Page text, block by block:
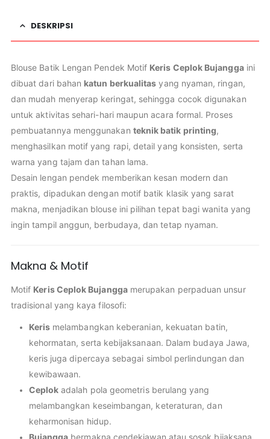
DESKRIPSI
Blouse Batik Lengan Pendek Motif Keris Ceplok Bujanggaini
dibuat dari bahan katun berkualitas yang nyaman, ringan,
dan mudah menyerap keringat, sehingga cocok digunakan
untuk aktivitas sehari-hari maupun acara formal. Proses
pembuatannya menggunakan teknik batik printing,
menghasilkan motif yang rapi, detail yang konsisten, serta
warna yang tajam dan tahan lama.
Desain lengan pendek memberikan kesan modern dan
praktis, dipadukan dengan motif batik klasik yang sarat
makna, menjadikan blouse ini pilihan tepat bagi wanita yang
ingin tampil anggun, berbudaya, dan tetap nyaman.
Makna & Motif
Motif Keris Ceplok Bujanggamerupakan perpaduan unsur
tradisional yang kaya filosofi:
Kerismelambangkan keberanian, kekuatan batin,
kehormatan, serta kebijaksanaan. Dalam budaya Jawa,
keris juga dipercaya sebagai simbol perlindungan dan
kewibawaan.
Ceplok adalah pola geometris berulang yang
melambangkan keseimbangan, keteraturan, dan
keharmonisan hidup.
Bujangga bermakna cendekiawan atau sosok bijaksana,